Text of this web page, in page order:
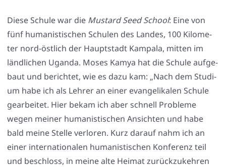
Die­se Schu­le war die Mus­tard Seed School: Eine von
fünf huma­nis­ti­schen Schu­len des Lan­des, 100 Kilo­me­
ter nord-öst­lich der Haupt­stadt Kam­pa­la, mit­ten im
länd­li­chen Ugan­da. Moses Kamya hat die Schu­le auf­ge­
baut und berich­tet, wie es dazu kam: „Nach dem Stu­di­
um habe ich als Leh­rer an einer evan­ge­li­ka­len Schu­le
gear­bei­tet. Hier bekam ich aber schnell Pro­ble­me
wegen mei­ner huma­nis­ti­schen Ansich­ten und habe
bald mei­ne Stel­le ver­lo­ren. Kurz dar­auf nahm ich an
einer inter­na­tio­na­len huma­nis­ti­schen Kon­fe­renz teil
und beschloss, in mei­ne alte Hei­mat zurück­zu­keh­ren